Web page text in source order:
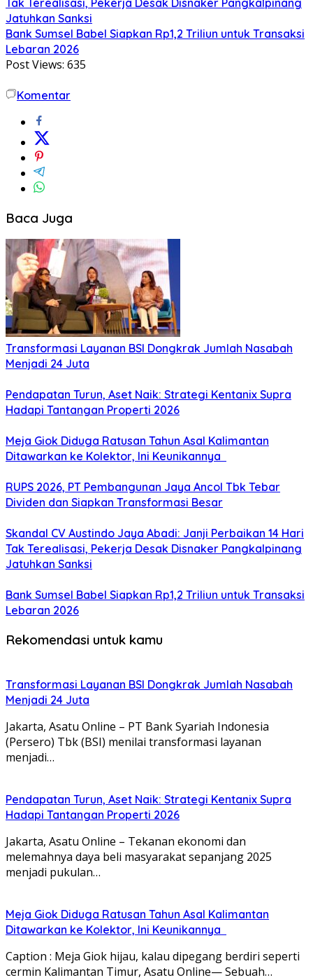
Jatuhkan Sanksi
Bank Sumsel Babel Siapkan Rp1,2 Triliun untuk Transaksi
Lebaran 2026
Post Views: 635
Komentar
Baca Juga
Transformasi Layanan BSI Dongkrak Jumlah Nasabah
Menjadi 24 Juta
Pendapatan Turun, Aset Naik: Strategi Kentanix Supra
Hadapi Tantangan Properti 2026
Meja Giok Diduga Ratusan Tahun Asal Kalimantan
Ditawarkan ke Kolektor, Ini Keunikannya
RUPS 2026, PT Pembangunan Jaya Ancol Tbk Tebar
Dividen dan Siapkan Transformasi Besar
Skandal CV Austindo Jaya Abadi: Janji Perbaikan 14 Hari
Tak Terealisasi, Pekerja Desak Disnaker Pangkalpinang
Jatuhkan Sanksi
Bank Sumsel Babel Siapkan Rp1,2 Triliun untuk Transaksi
Lebaran 2026
Rekomendasi untuk kamu
Transformasi Layanan BSI Dongkrak Jumlah Nasabah
Menjadi 24 Juta
Jakarta, Asatu Online – PT Bank Syariah Indonesia
(Persero) Tbk (BSI) menilai transformasi layanan
menjadi…
Pendapatan Turun, Aset Naik: Strategi Kentanix Supra
Hadapi Tantangan Properti 2026
Jakarta, Asatu Online – Tekanan ekonomi dan
melemahnya daya beli masyarakat sepanjang 2025
menjadi pukulan…
Meja Giok Diduga Ratusan Tahun Asal Kalimantan
Ditawarkan ke Kolektor, Ini Keunikannya
Caption : Meja Giok hijau, kalau dipegang berdiri seperti
cermin Kalimantan Timur, Asatu Online— Sebuah…